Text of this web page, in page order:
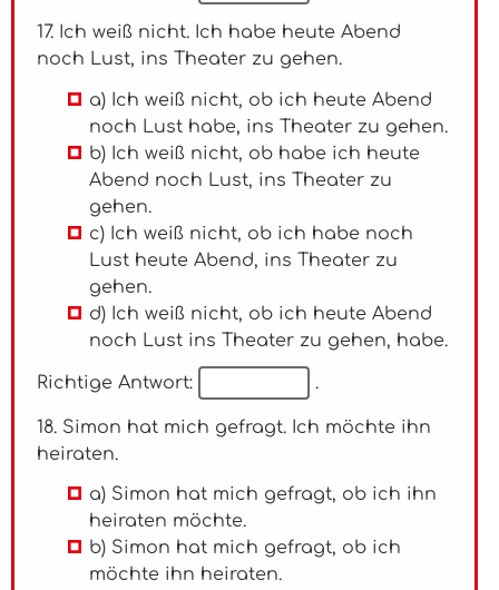
17. Ich weiß nicht. Ich habe heute Abend
noch Lust, ins Theater zu gehen.
a) Ich weiß nicht, ob ich heute Abend
noch Lust habe, ins Theater zu gehen.
b) Ich weiß nicht, ob habe ich heute
Abend noch Lust, ins Theater zu
gehen.
c) Ich weiß nicht, ob ich habe noch
Lust heute Abend, ins Theater zu
gehen.
d) Ich weiß nicht, ob ich heute Abend
noch Lust ins Theater zu gehen, habe.
Richtige Antwort: .
18. Simon hat mich gefragt. Ich möchte ihn
heiraten.
a) Simon hat mich gefragt, ob ich ihn
heiraten möchte.
b) Simon hat mich gefragt, ob ich
möchte ihn heiraten.